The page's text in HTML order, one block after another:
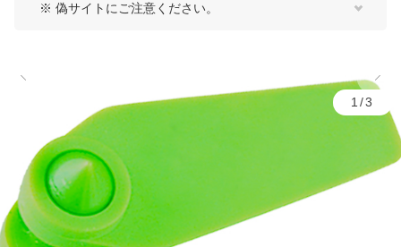
※ 偽サイトにご注意ください。
1/3